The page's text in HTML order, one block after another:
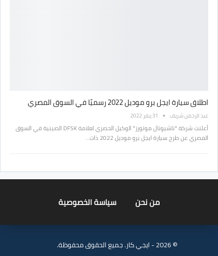
اطلاق سيارة ايجل برو موديل 2022 رسميًا في السوق المصري
عبد الرحمن شريف 31 يناير 2022
أعلنت شركة "ناشيونال موتورز" الوكيل الحصري لعلامة DFSK الصينية في السوق
المصري عن طرح سيارة ايجل برو موديل 2022 ذات…
من نحن سياسة الخصوصية
© 2026 - ايجي كار. جميع الحقوق محفوظة.